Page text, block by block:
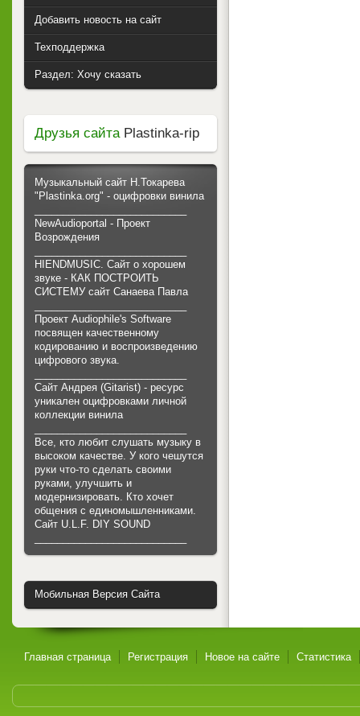
Добавить новость на сайт
Техподдержка
Раздел: Хочу сказать
Друзья сайтаPlastinka-rip
Музыкальный сайт Н.Токарева
"Plastinka.org" - оцифровки винила
NewAudioportal - Проект
Возрождения
HIENDMUSIC. Сайт о хорошем
звуке - КАК ПОСТРОИТЬ
СИСТЕМУ сайт Санаева Павла
Проект Audiophile's Software
посвящен качественному
кодированию и воспроизведению
цифрового звука.
Сайт Андрея (Gitarist) - ресурс
уникален оцифровками личной
коллекции винила
Все, кто любит слушать музыку в
высоком качестве. У кого чешутся
руки что-то сделать своими
руками, улучшить и
модернизировать. Кто хочет
общения с единомышленниками.
Cайт U.L.F. DIY SOUND
Мобильная Версия Сайта
Главная страница Регистрация Новое на сайте Статистика